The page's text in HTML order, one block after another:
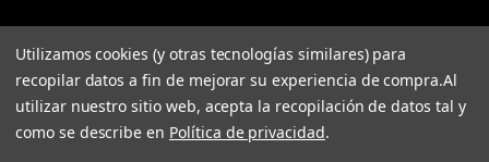
Utilizamos cookies (y otras tecnologías similares) para
recopilar datos a fin de mejorar su experiencia de compra.Al
utilizar nuestro sitio web, acepta la recopilación de datos tal y
como se describe en Política de privacidad.